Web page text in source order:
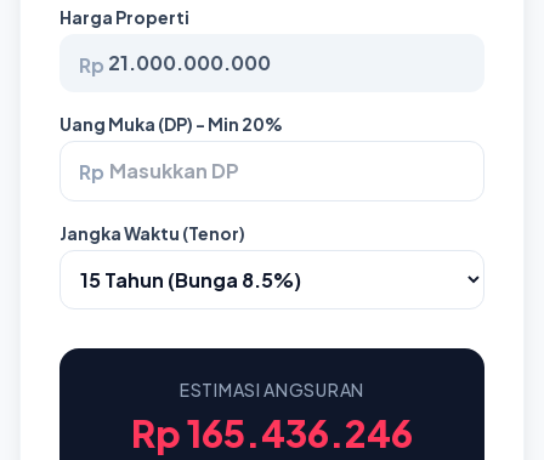
Harga Properti
Rp
Uang Muka (DP) - Min 20%
Rp
Jangka Waktu (Tenor)
ESTIMASI ANGSURAN
Rp 165.436.246